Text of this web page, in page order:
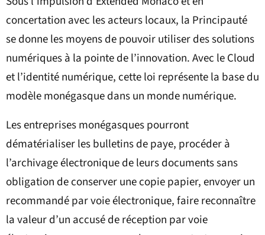
concertation avec les acteurs locaux, la Principauté
se donne les moyens de pouvoir utiliser des solutions
numériques à la pointe de l’innovation. Avec le Cloud
et l’identité numérique, cette loi représente la base du
modèle monégasque dans un monde numérique.
Les entreprises monégasques pourront
dématérialiser les bulletins de paye, procéder à
l’archivage électronique de leurs documents sans
obligation de conserver une copie papier, envoyer un
recommandé par voie électronique, faire reconnaître
la valeur d’un accusé de réception par voie